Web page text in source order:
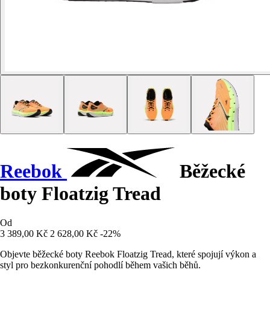
Reebok
Běžecké
boty Floatzig Tread
Od
3 389,00 Kč 2 628,00 Kč -22%
Objevte běžecké boty Reebok Floatzig Tread, které spojují výkon a
styl pro bezkonkurenční pohodlí během vašich běhů.